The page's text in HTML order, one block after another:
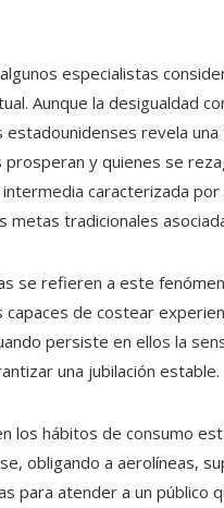
especialistas
Aunque la desigualdad
estadounidenses revela
y quienes se
caracterizada
metas tradicionales
se refieren a este
capaces de costear
persiste en ellos la
una jubilación estable.
los hábitos de consumo
obligando a aerolíneas,
para atender a un público